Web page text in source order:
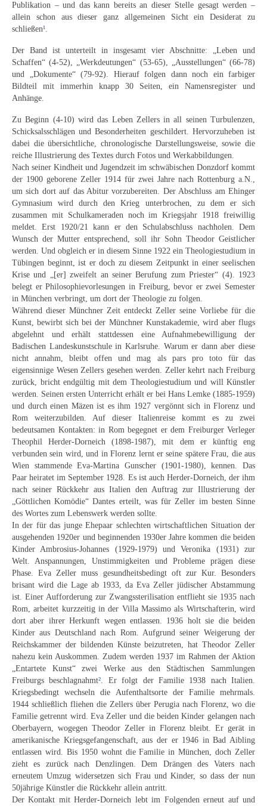
Emma Joos
Richard Sprick
Weitere Künstler 1900-1945
Helmut Diekmann
Hermann Dieste
August Lange-Brock
Ludwig (Luis) Neu
Ferdinand Springer
Arne Siegfried
Curt Wittenbecher
Weitere Künstler nach 1945
Unbekannt
Autographen / Dokumente
Herkunft & Wirkungsstätte
Berliner Künstler
Düsseldorfer Künstler
Fränkische Künstler
Hamburger Künstler
Münchner Künstler
Pfälzer Künstler
Schwäbische Künstler
Weitere
Expressiver Realismus
Motive
Abstraktion
Industrie & Arbeit
Mediterrane Landschaft
Norddeutsche Landschaften
Süddeutsche Landschaft
Selbstbildnisse
Stillleben
Publikation – und das kann bereits an dieser Stelle gesagt werden –
allein schon aus dieser ganz allgemeinen Sicht ein Desiderat zu
schließen¹.
Der Band ist unterteilt in insgesamt vier Abschnitte: „Leben und
Schaffen“ (4-52), „Werkdeutungen“ (53-65), „Ausstellungen“ (66-78)
und „Dokumente“ (79-92). Hierauf folgen dann noch ein farbiger
Bildteil mit immerhin knapp 30 Seiten, ein Namensregister und
Anhänge.
Zu Beginn (4-10) wird das Leben Zellers in all seinen Turbulenzen,
Schicksalsschlägen und Besonderheiten geschildert. Hervorzuheben ist
dabei die übersichtliche, chronologische Darstellungsweise, sowie die
reiche Illustrierung des Textes durch Fotos und Werkabbildungen.
Nach seiner Kindheit und Jugendzeit im schwäbischen Donzdorf kommt
der 1900 geborene Zeller 1914 für zwei Jahre nach Rottenburg a.N.,
um sich dort auf das Abitur vorzubereiten. Der Abschluss am Ehinger
Gymnasium wird durch den Krieg unterbrochen, zu dem er sich
zusammen mit Schulkameraden noch im Kriegsjahr 1918 freiwillig
meldet. Erst 1920/21 kann er den Schulabschluss nachholen. Dem
Wunsch der Mutter entsprechend, soll ihr Sohn Theodor Geistlicher
werden. Und obgleich er in diesem Sinne 1922 ein Theologiestudium in
Tübingen beginnt, ist er doch zu diesem Zeitpunkt in einer seelischen
Krise und „[er] zweifelt an seiner Berufung zum Priester“ (4). 1923
belegt er Philosophievorlesungen in Freiburg, bevor er zwei Semester
in München verbringt, um dort der Theologie zu folgen.
Während dieser Münchner Zeit entdeckt Zeller seine Vorliebe für die
Kunst, bewirbt sich bei der Münchner Kunstakademie, wird aber flugs
abgelehnt und erhält stattdessen eine Aufnahmebewilligung der
Badischen Landeskunstschule in Karlsruhe. Warum er dann aber diese
nicht annahm, bleibt offen und mag als pars pro toto für das
eigensinnige Wesen Zellers gesehen werden. Zeller kehrt nach Freiburg
zurück, bricht endgültig mit dem Theologiestudium und will Künstler
werden. Seinen ersten Unterricht erhält er bei Hans Lemke (1885-1959)
und durch einen Mäzen ist es ihm 1927 vergönnt sich in Florenz und
Rom weiterzubilden. Auf dieser Italienreise kommt es zu zwei
bedeutsamen Kontakten: in Rom begegnet er dem Freiburger Verleger
Theophil Herder-Dorneich (1898-1987), mit dem er künftig eng
verbunden sein wird, und in Florenz lernt er seine spätere Frau, die aus
Wien stammende Eva-Martina Gunscher (1901-1980), kennen. Das
Paar heiratet im September 1928. Es ist auch Herder-Dorneich, der ihm
nach seiner Rückkehr aus Italien den Auftrag zur Illustrierung der
„Göttlichen Komödie“ Dantes erteilt, was für Zeller im besten Sinne
des Wortes zum Lebenswerk werden sollte.
In der für das junge Ehepaar schlechten wirtschaftlichen Situation der
ausgehenden 1920er und beginnenden 1930er Jahre kommen die beiden
Kinder Ambrosius-Johannes (1929-1979) und Veronika (1931) zur
Welt. Anspannungen, Unstimmigkeiten und Probleme prägen diese
Phase. Eva Zeller muss gesundheitsbedingt oft zur Kur. Besonders
brisant wird die Lage ab 1933, da Eva Zeller jüdischer Abstammung
ist. Einer Aufforderung zur Zwangssterilisation entflieht sie 1935 nach
Rom, arbeitet kurzzeitig in der Villa Massimo als Wirtschafterin, wird
dort aber ihrer Herkunft wegen entlassen. 1936 holt sie die beiden
Kinder aus Deutschland nach Rom. Aufgrund seiner Weigerung der
Reichskammer der bildenden Künste beizutreten, hat Theodor Zeller
nahezu kein Auskommen. Zudem werden 1937 im Rahmen der Aktion
„Entartete Kunst“ zwei Werke aus den Städtischen Sammlungen
Freiburgs beschlagnahmt². Er folgt der Familie 1938 nach Italien.
Kriegsbedingt wechseln die Aufenthaltsorte der Familie mehrmals.
1944 schließlich fliehen die Zellers über Perugia nach Florenz, wo die
Familie getrennt wird. Eva Zeller und die beiden Kinder gelangen nach
Oberbayern, wogegen Theodor Zeller in Florenz bleibt. Er gerät in
amerikanische Kriegsgefangenschaft, aus der er 1946 in Bad Aibling
entlassen wird. Bis 1950 wohnt die Familie in München, doch Zeller
zieht es zurück nach Denzlingen. Dem Drängen des Vaters nach
erneutem Umzug widersetzen sich Frau und Kinder, so dass der nun
50jährige Künstler die Rückkehr allein antritt.
Der Kontakt mit Herder-Dorneich lebt im Folgenden erneut auf und